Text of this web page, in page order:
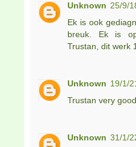
Unknown 25/9/
Ek is ook
breuk. Ek is
Trustan, dit werk
Unknown 19/1/
Trustan very
Unknown 31/1/